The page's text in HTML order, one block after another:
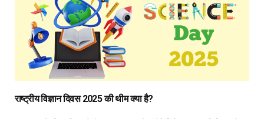
राष्ट्रीय विज्ञान दिवस 2025 की थीम क्या है?